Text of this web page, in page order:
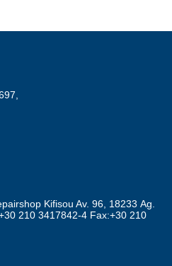
Kifisou Av. 96, 18233 Αg.
210 3417842-4 Fax:+30 210